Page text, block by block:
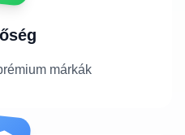
márkák